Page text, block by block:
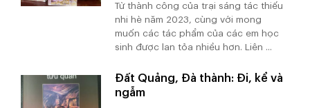
Từ thành công của trại sáng tác thiếu
nhi hè năm 2023, cùng với mong
muốn các tác phẩm của các em học
sinh được lan tỏa nhiều hơn. Liên ...
Đất Quảng, Đà thành: Đi, kể và
ngẫm